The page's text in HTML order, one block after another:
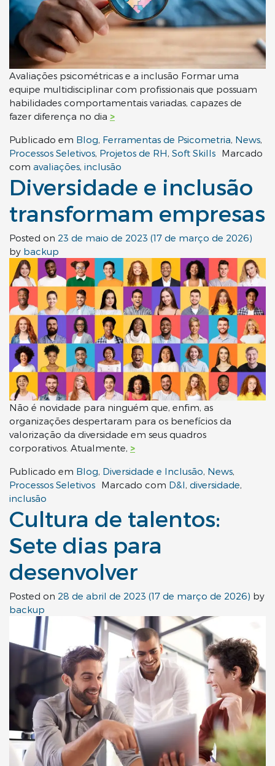
Avaliações psicométricas e a inclusão Formar uma
equipe multidisciplinar com profissionais que possuam
habilidades comportamentais variadas, capazes de
fazer diferença no dia >
Publicado em Blog Ferramentas de Psicometria News
Processos Seletivos Projetos de RH Soft Skills
Marcado
com avaliações inclusão
Diversidade e inclusão
transformam empresas
Posted on 23 de maio de 2023 (17 de março de 2026)
by backup
Não é novidade para ninguém que, enfim, as
organizações despertaram para os benefícios da
valorização da diversidade em seus quadros
corporativos. Atualmente, >
Publicado em Blog, Diversidade e Inclusão, News,
Processos Seletivos
Marcado com D&I, diversidade,
inclusão
Cultura de talentos:
Sete dias para
desenvolver
Posted on 28 de abril de 2023 (17 de março de 2026) by
backup